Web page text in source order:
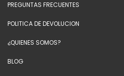
PREGUNTAS FRECUENTES
POLITICA DE DEVOLUCION
¿QUIENES SOMOS?
BLOG